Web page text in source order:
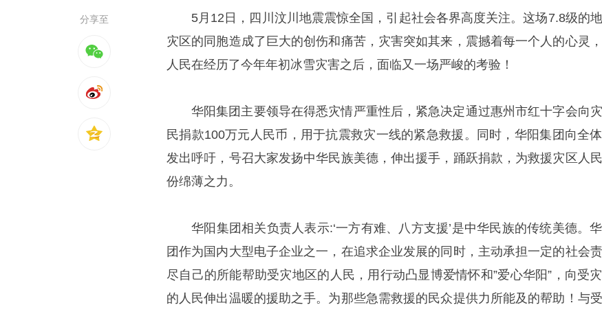
分享至
5月12日，四川汶川地震震惊全国，引起社会各界高度关注。这场7.8级的
灾区的同胞造成了巨大的创伤和痛苦，灾害突如其来，震撼着每一个人的心灵
人民在经历了今年年初冰雪灾害之后，面临又一场严峻的考验！
华阳集团主要领导在得悉灾情严重性后，紧急决定通过惠州市红十字会向
民捐款100万元人民币，用于抗震救灾一线的紧急救援。同时，华阳集团向全
发出呼吁，号召大家发扬中华民族美德，伸出援手，踊跃捐款，为救援灾区人
份绵薄之力。
华阳集团相关负责人表示:‘一方有难、八方支援’是中华民族的传统美德。
团作为国内大型电子企业之一，在追求企业发展的同时，主动承担一定的社会责
尽自己的所能帮助受灾地区的人民，用行动凸显博爱情怀和”爱心华阳”，向受
的人民伸出温暖的援助之手。为那些急需救援的民众提供力所能及的帮助！与